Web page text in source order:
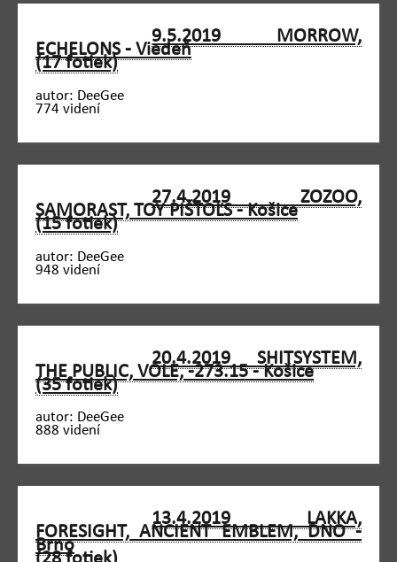
9.5.2019 MORROW,
ECHELONS - Viedeň
(17 fotiek)
autor: DeeGee
774 videní
27.4.2019 ZOZOO,
SAMORAST, TOY PIŠTOĽS - Košice
(15 fotiek)
autor: DeeGee
948 videní
20.4.2019 SHITSYSTEM,
THE PUBLIC, VOLE, -273.15 - Košice
(35 fotiek)
autor: DeeGee
888 videní
13.4.2019 LAKKA,
FORESIGHT, ANCIENT EMBLEM, DNO -
Brno